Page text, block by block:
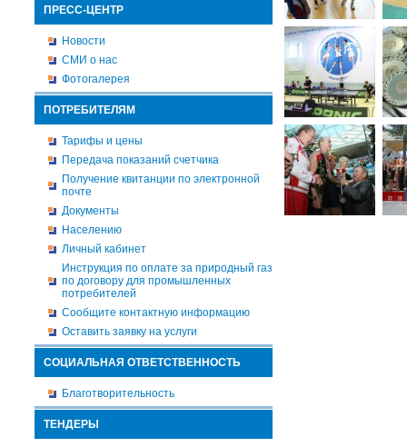
ПРЕСС-ЦЕНТР
Новости
СМИ о нас
Фотогалерея
ПОТРЕБИТЕЛЯМ
Тарифы и цены
Передача показаний счетчика
Получение квитанции по электронной
почте
Документы
Населению
Личный кабинет
Инструкция по оплате за природный газ
по договору для промышленных
потребителей
Сообщите контактную информацию
Оставить заявку на услуги
СОЦИАЛЬНАЯ ОТВЕТСТВЕННОСТЬ
Благотворительность
ТЕНДЕРЫ